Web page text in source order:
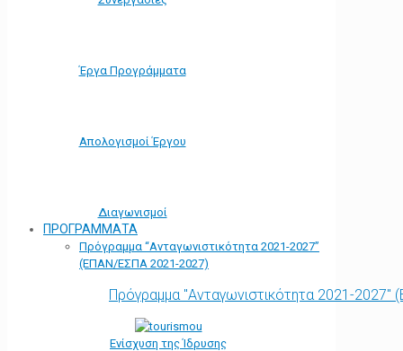
Έργα Προγράμματα
Απολογισμοί Έργου
Διαγωνισμοί
ΠΡΟΓΡΑΜΜΑΤΑ
Πρόγραμμα “Ανταγωνιστικότητα 2021-2027”
(ΕΠΑΝ/ΕΣΠΑ 2021-2027)
Πρόγραμμα "Ανταγωνιστικότητα 2021-
Ενίσχυση της Ίδρυσης